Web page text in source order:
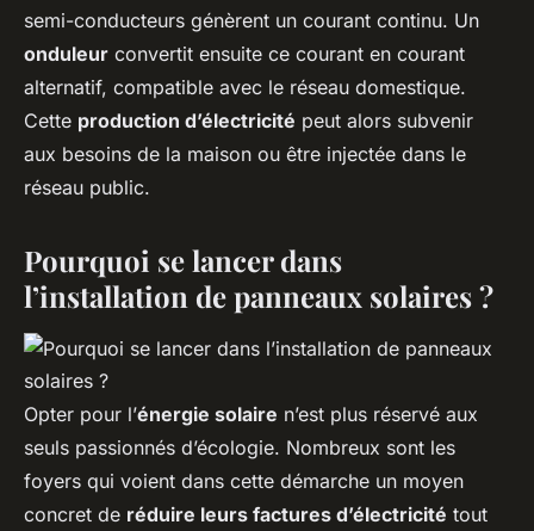
semi-conducteurs génèrent un courant continu. Un
onduleur convertit ensuite ce courant en courant
alternatif, compatible avec le réseau domestique.
Cette production d’électricité peut alors subvenir
aux besoins de la maison ou être injectée dans le
réseau public.
Pourquoi se lancer dans
l’installation de panneaux solaires ?
Opter pour l’énergie solaire n’est plus réservé aux
seuls passionnés d’écologie. Nombreux sont les
foyers qui voient dans cette démarche un moyen
concret de réduire leurs factures d’électricité tout